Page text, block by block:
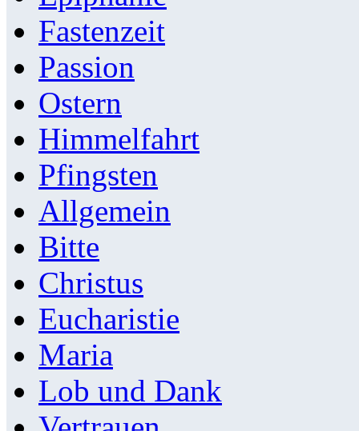
Fastenzeit
Passion
Ostern
Himmelfahrt
Pfingsten
Allgemein
Bitte
Christus
Eucharistie
Maria
Lob und Dank